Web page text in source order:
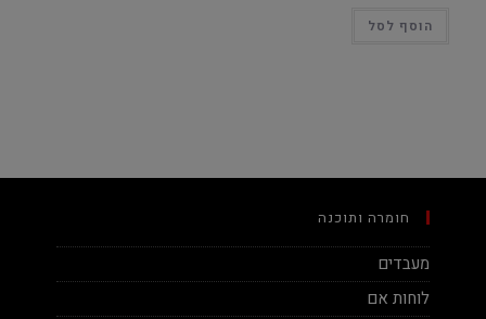
הוסף לסל
חומרה ותוכנה
מעבדים
לוחות אם